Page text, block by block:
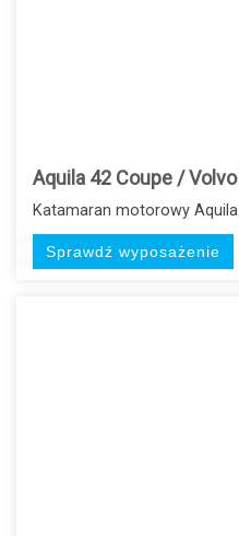
Aquila 42 Coupe /
Katamaran motorowy Aquila
Sprawdź wyposażenie